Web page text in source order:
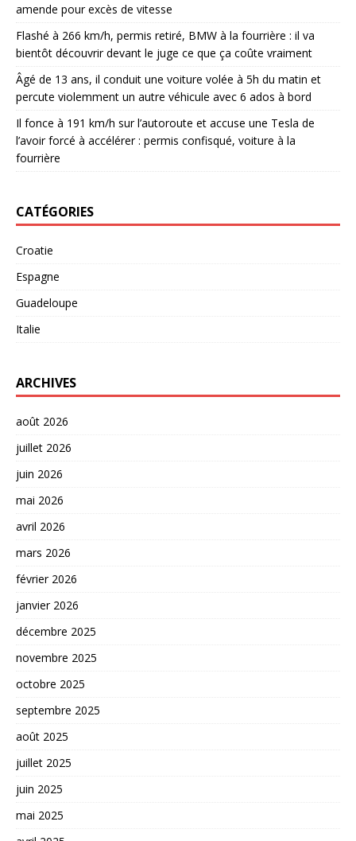
amende pour excès de vitesse
Flashé à 266 km/h, permis retiré, BMW à la fourrière : il va
bientôt découvrir devant le juge ce que ça coûte vraiment
Âgé de 13 ans, il conduit une voiture volée à 5h du matin et
percute violemment un autre véhicule avec 6 ados à bord
Il fonce à 191 km/h sur l’autoroute et accuse une Tesla de
l’avoir forcé à accélérer : permis confisqué, voiture à la
fourrière
CATÉGORIES
Croatie
Espagne
Guadeloupe
Italie
ARCHIVES
août 2026
juillet 2026
juin 2026
mai 2026
avril 2026
mars 2026
février 2026
janvier 2026
décembre 2025
novembre 2025
octobre 2025
septembre 2025
août 2025
juillet 2025
juin 2025
mai 2025